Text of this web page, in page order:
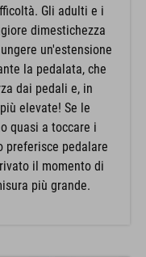
Gli adulti e i
dimestichezza
un'estensione
la pedalata, che
dai pedali e, in
elevate! Se le
quasi a toccare i
preferisce pedalare
il momento di
più grande.